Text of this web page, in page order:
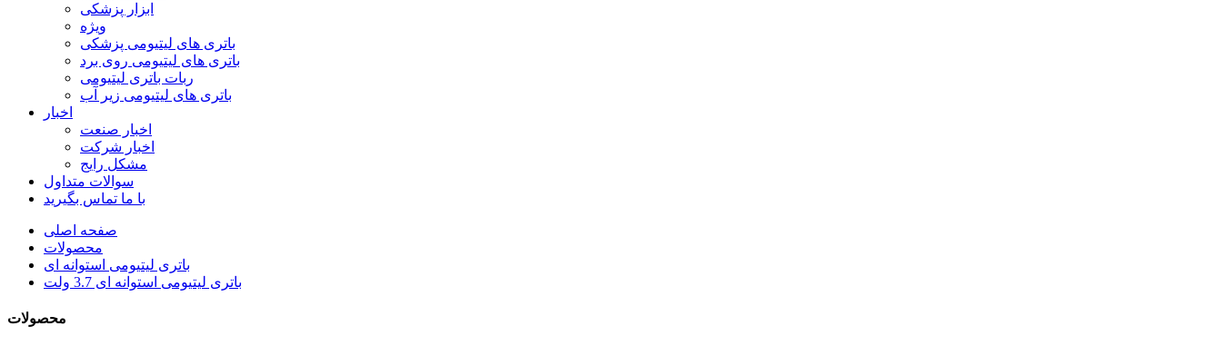
ابزار پزشکی
ویژه
باتری های لیتیومی پزشکی
باتری های لیتیومی روی برد
ربات باتری لیتیومی
باتری های لیتیومی زیر آب
اخبار
اخبار صنعت
اخبار شرکت
مشکل رایج
سوالات متداول
با ما تماس بگیرید
صفحه اصلی
محصولات
باتری لیتیومی استوانه ای
باتری لیتیومی استوانه ای 3.7 ولت
محصولات